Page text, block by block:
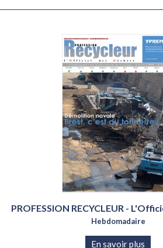
les
les
Abonnement papier & mail
PROFESSION RECYCLEUR -
Hebdomadaire
En savoir plus